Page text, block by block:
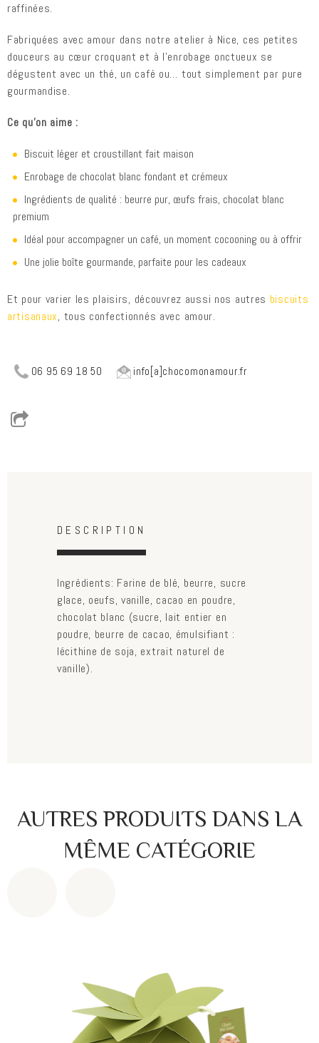
raffinées.
Fabriquées avec amour dans notre atelier à Nice, ces petites
douceurs au cœur croquant et à l’enrobage onctueux se
dégustent avec un thé, un café ou… tout simplement par pure
gourmandise.
Ce qu’on aime :
Biscuit léger et croustillant fait maison
Enrobage de chocolat blanc fondant et crémeux
Ingrédients de qualité : beurre pur, œufs frais, chocolat blanc
premium
Idéal pour accompagner un café, un moment cocooning ou à offrir
Une jolie boîte gourmande, parfaite pour les cadeaux
Et pour varier les plaisirs, découvrez aussi nos autres biscuits
artisanaux, tous confectionnés avec amour.
06 95 69 18 50 info[a]chocomonamour.fr
Horizontal Tabs
DESCRIPTION
Ingrédients: Farine de blé, beurre, sucre
glace, oeufs, vanille, cacao en poudre,
chocolat blanc (sucre, lait entier en
poudre, beurre de cacao, émulsifiant :
lécithine de soja, extrait naturel de
vanille).
AUTRES PRODUITS DANS LA
MÊME CATÉGORIE